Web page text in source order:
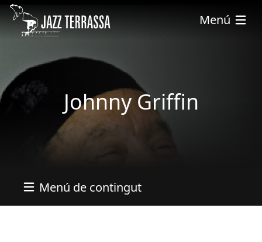
Pasar al contenido principal
Menú
Johnny Griffin
Menú de contingut